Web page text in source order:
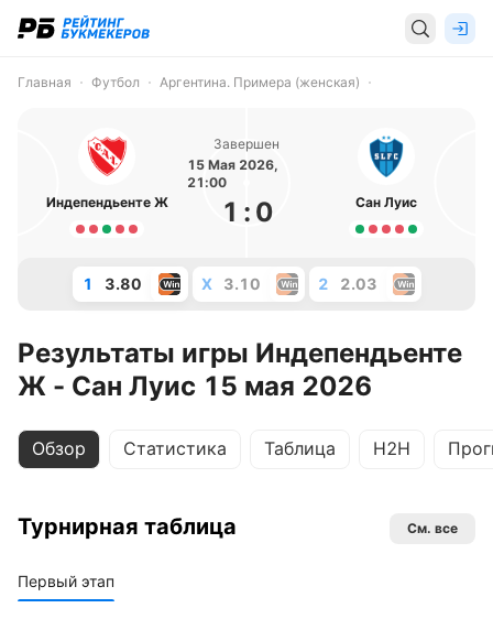
Главная Футбол Аргентина. Примера (женская)
Индепендьенте Ж
Завершен
15 Мая 2026,
21:00
1 : 0 Сан Луис
1 3.80 X 3.10 2 2.03
Результаты игры Индепендьенте
Ж - Сан Луис 15 мая 2026
Обзор Статистика Таблица H2H
Турнирная таблица См. все
Первый этап